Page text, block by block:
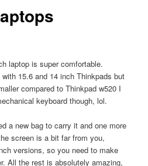
laptop is super comfortable.
15.6 and 14 inch Thinkpads but
compared to Thinkpad w520 I
keyboard though, lol.
a new bag to carry it and one more
screen is a bit far from you,
versions, so you need to make
All the rest is absolutely amazing,